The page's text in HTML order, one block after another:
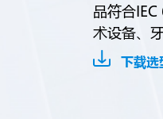
品符合
术设备、
下载选